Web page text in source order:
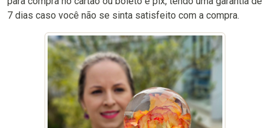
7 dias caso você não se sinta satisfeito com a compra.